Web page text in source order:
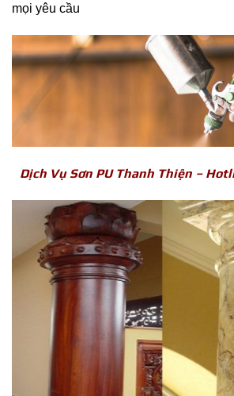
mọi yêu cầu
Dịch Vụ Sơn PU Thanh Thiện –